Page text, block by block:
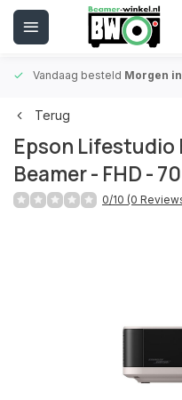
Vandaag besteld Morgen
Terug
Epson Lifestudio
Beamer - FHD -
0/10 (0